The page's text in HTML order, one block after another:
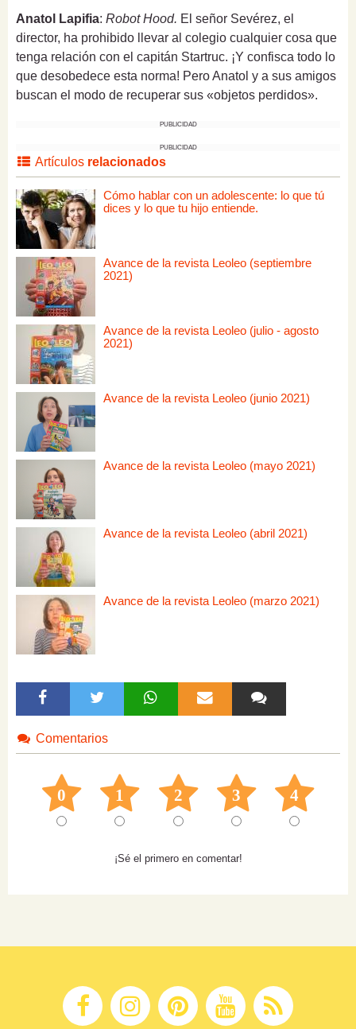
Anatol Lapifia: Robot Hood. El señor Sevérez, el
director, ha prohibido llevar al colegio cualquier cosa que
tenga relación con el capitán Startruc. ¡Y confisca todo lo
que desobedece esta norma! Pero Anatol y a sus amigos
buscan el modo de recuperar sus «objetos perdidos».
PUBLICIDAD
PUBLICIDAD
Artículos relacionados
Cómo hablar con un adolescente: lo que tú
dices y lo que tu hijo entiende.
Avance de la revista Leoleo (septiembre
2021)
Avance de la revista Leoleo (julio - agosto
2021)
Avance de la revista Leoleo (junio 2021)
Avance de la revista Leoleo (mayo 2021)
Avance de la revista Leoleo (abril 2021)
Avance de la revista Leoleo (marzo 2021)
Comentarios
0 1 2 3 4
¡Sé el primero en comentar!